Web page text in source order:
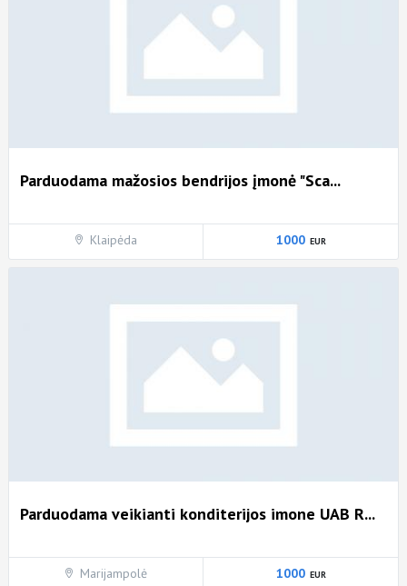
Parduodama mažosios bendrijos įmonė "Sca...
Klaipėda 1000
Parduodama veikianti konditerijos imone UAB R...
Marijampolė 1000